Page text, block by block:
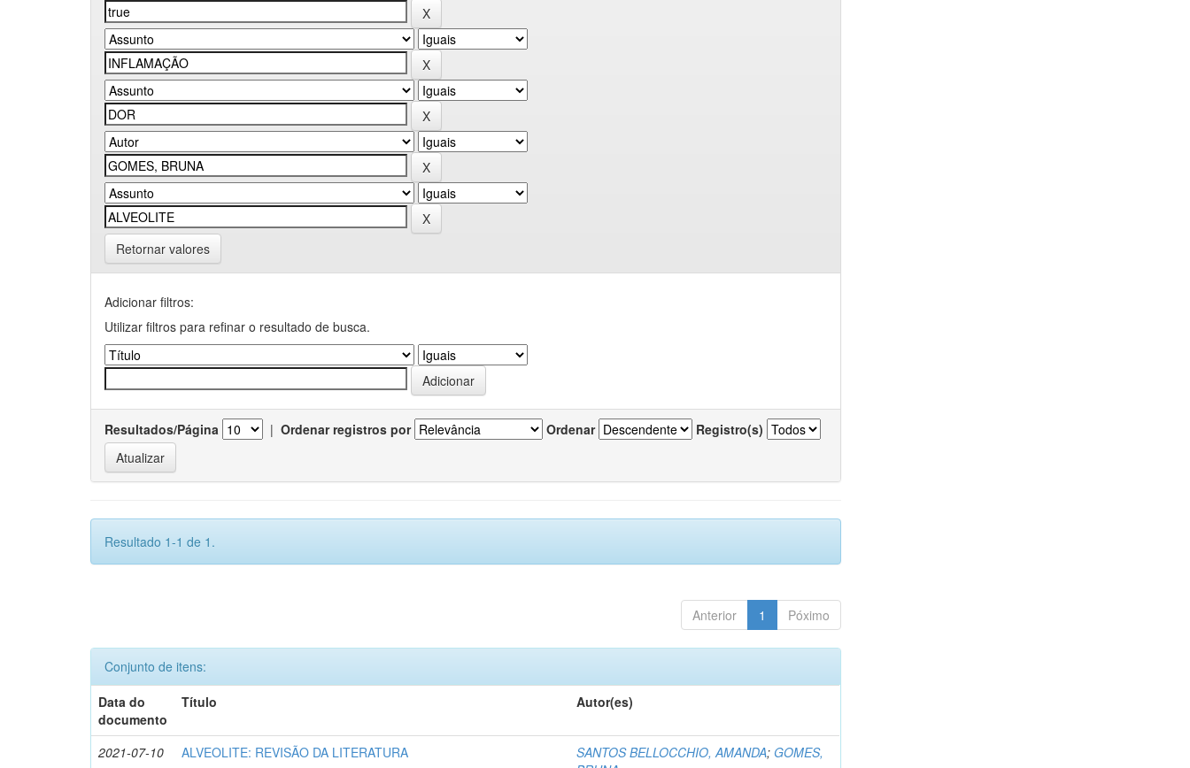
Retornar valores
Adicionar filtros:
Utilizar filtros para refinar o resultado de busca.
Resultados/Página | Ordenar registros por Ordenar Registro(s)
Resultado 1-1 de 1.
Anterior 1 Póximo
Conjunto de itens:
Data do
documento
Título Autor(es)
2021-07-10 ALVEOLITE: REVISÃO DA LITERATURA SANTOS BELLOCCHIO, AMANDA; GOMES,